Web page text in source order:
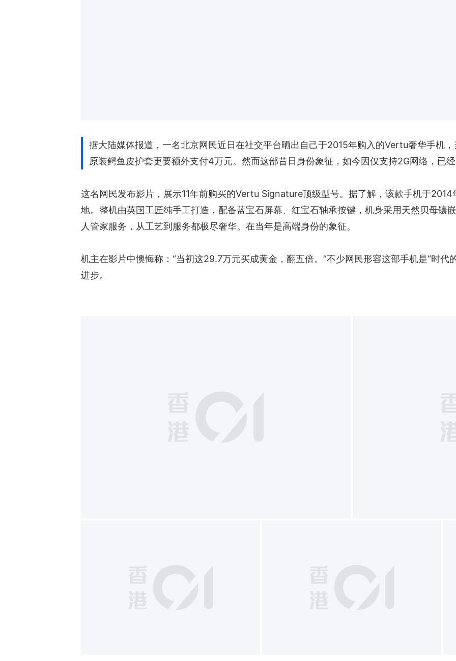
据大陆媒体报道，一名北京网民近日在社交平台晒出自己于2015年购入的Vertu奢华手机
原装鳄鱼皮护套更要额外支付4万元。然而这部昔日身份象征，如今因仅支持2G网络，已
这名网民发布影片，展示11年前购买的Vertu Signature顶级型号。据了解，该款手机于
地。整机由英国工匠纯手工打造，配备蓝宝石屏幕、红宝石轴承按键，机身采用天然贝母镶
人管家服务，从工艺到服务都极尽奢华。在当年是高端身份的象征。
机主在影片中懊悔称：“当初这29.7万元买成黄金，翻五倍。”不少网民形容这部手机是“时代
进步。